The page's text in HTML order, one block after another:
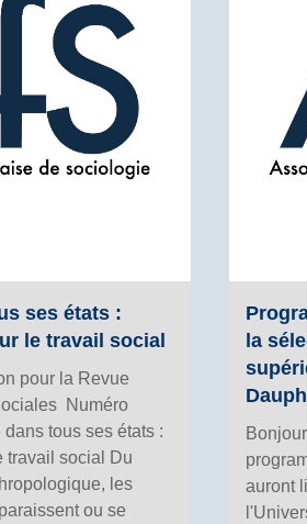
ses états :
le travail social
pour la Revue
Numéro
tous ses états :
travail social Du
les
ou se
la
auront